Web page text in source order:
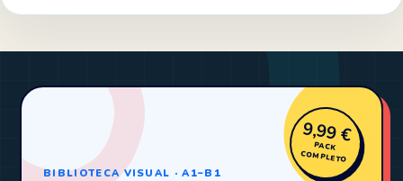
BIBLIOTECA VISUAL · A1–B1
9,99 €
PACK
COMPLETO